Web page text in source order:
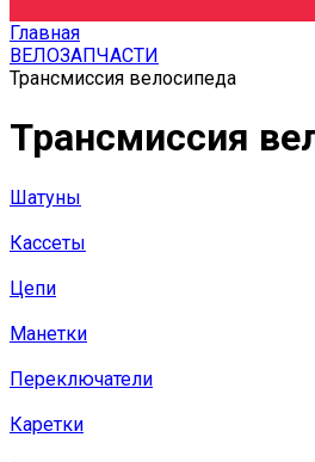
Главная
ВЕЛОЗАПЧАСТИ
Трансмиссия велосипеда
Трансмиссия
Шатуны
Кассеты
Цепи
Манетки
Переключатели
Каретки